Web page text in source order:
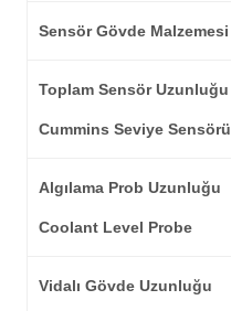
Sensör Gövde Malzemesi
Toplam Sensör Uzunluğu
Cummins Seviye Sensörü
Algılama Prob Uzunluğu
Coolant Level Probe
Vidalı Gövde Uzunluğu